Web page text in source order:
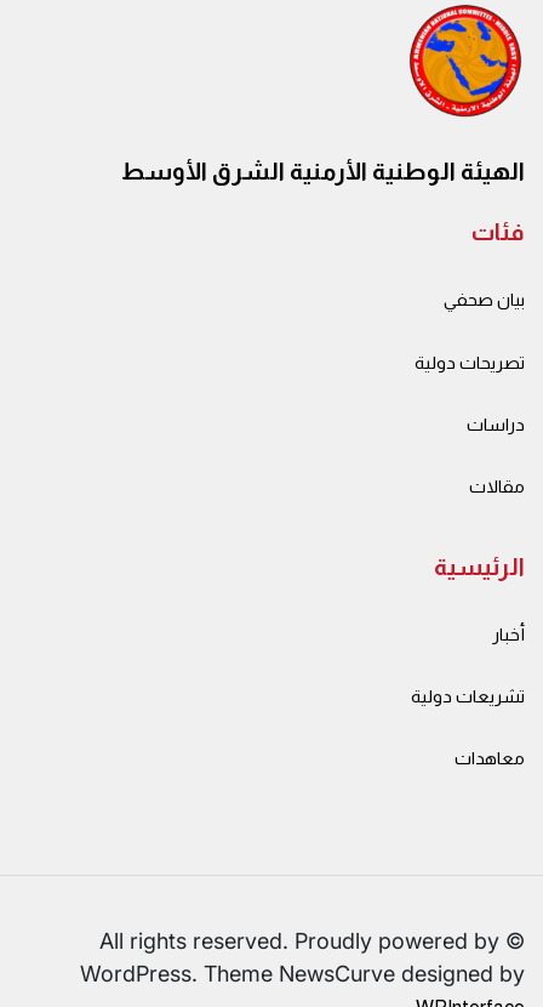
الهيئة الوطنية الأرمنية الشرق الأوسط
فئات
بيان صحفي
تصريحات دولية
دراسات
مقالات
الرئيسية
أخبار
تشريعات دولية
معاهدات
© All rights reserved. Proudly powered by
WordPress. Theme NewsCurve designed by